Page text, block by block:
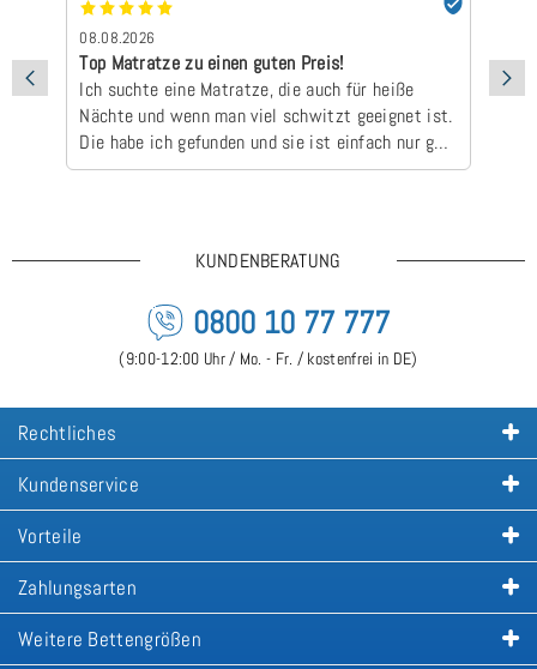
08.08.2026
Top Matratze zu einen guten Preis!
Ich suchte eine Matratze, die auch für heiße
Nächte und wenn man viel schwitzt geeignet ist.
Die habe ich gefunden und sie ist einfach nur gut
👍🏻😃Dass die Lieferzeit länger ist, ist kein
KUNDENBERATUNG
0800 10 77 777
(9:00-12:00 Uhr / Mo. - Fr. / kostenfrei in DE)
Rechtliches
Kundenservice
Vorteile
Zahlungsarten
Weitere Bettengrößen